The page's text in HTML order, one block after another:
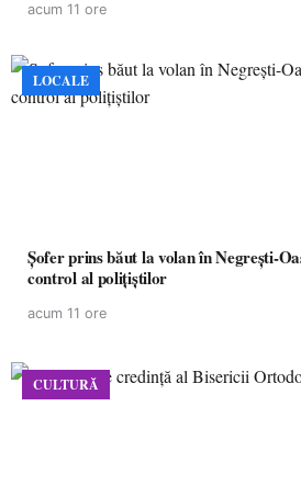
acum 11 ore
LOCALE
Șofer prins băut la volan în Negrești-
control al polițiștilor
acum 11 ore
CULTURĂ